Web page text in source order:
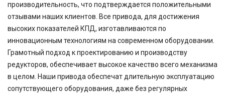
81,92
83,15
90,7
100
116,5
124,97
167,4
производительность, что подтверждается положительными
отзывами наших клиентов. Все привода, для достижения
высоких показателей КПД, изготавливаются по
инновационным технологиям на современном оборудовании.
Грамотный подход к проектированию и производству
редукторов, обеспечивает высокое качество всего механизма
в целом. Наши привода обеспечат длительную эксплуатацию
сопутствующего оборудования, даже без регулярных